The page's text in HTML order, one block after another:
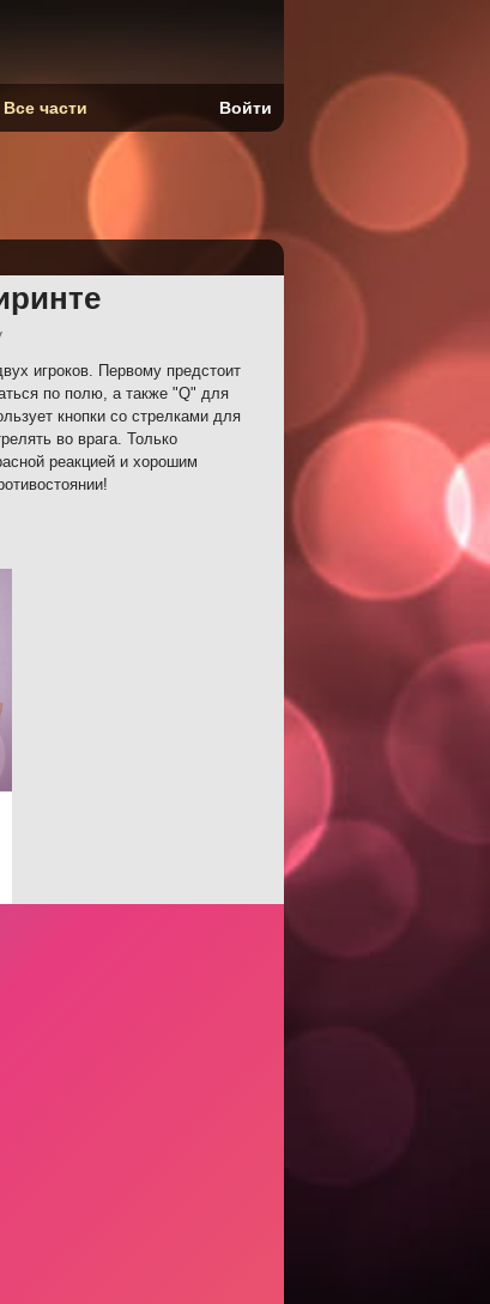
игроков. Первому предстоит
по полю, а также "Q" для
кнопки со стрелками для
во врага. Только
реакцией и хорошим
Все части Войти